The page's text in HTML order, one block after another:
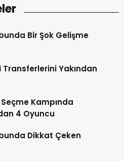
Bir Şok Gelişme
Transferlerini Yakından
Seçme Kampında
4 Oyuncu
Dikkat Çeken